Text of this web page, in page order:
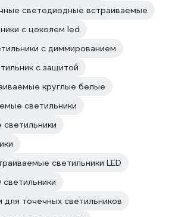
светодиодные встраиваемые
с цоколем led
с диммированием
с защитой
круглые белые
светильники
светильники LED
точечных светильников